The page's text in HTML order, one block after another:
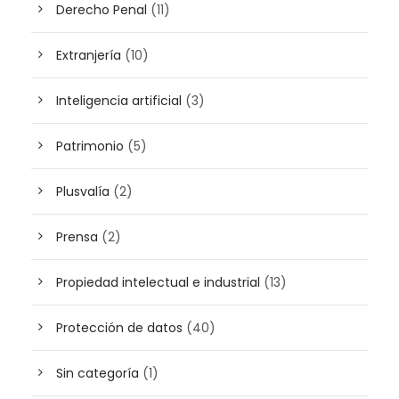
Derecho Penal (11)
Extranjería (10)
Inteligencia artificial (3)
Patrimonio (5)
Plusvalía (2)
Prensa (2)
Propiedad intelectual e industrial (13)
Protección de datos (40)
Sin categoría (1)